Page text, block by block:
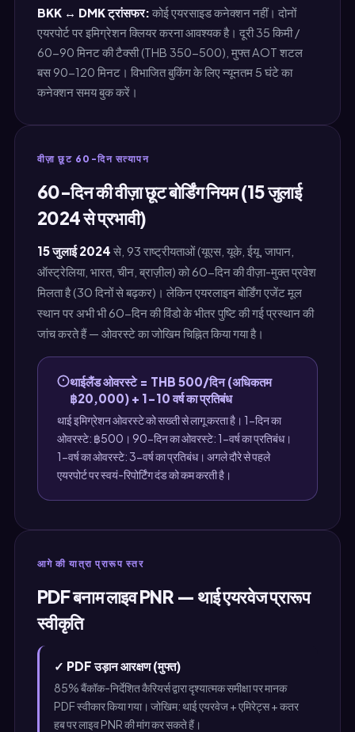
BKK ↔ DMK ट्रांसफर: कोई एयरसाइड कनेक्शन नहीं। दोनों
एयरपोर्ट पर इमिग्रेशन क्लियर करना आवश्यक है। दूरी 35 किमी /
60-90 मिनट की टैक्सी (THB 350-500), मुफ्त AOT शटल
बस 90-120 मिनट। विभाजित बुकिंग के लिए न्यूनतम 5 घंटे का
कनेक्शन समय बुक करें।
वीज़ा छूट 60-दिन सत्यापन
60-दिन की वीज़ा छूट बोर्डिंग नियम (15 जुलाई
2024 से प्रभावी)
15 जुलाई 2024 से, 93 राष्ट्रीयताओं (यूएस, यूके, ईयू, जापान,
ऑस्ट्रेलिया, भारत, चीन, ब्राज़ील) को 60-दिन की वीज़ा-मुक्त प्रवेश
मिलता है (30 दिनों से बढ़कर)। लेकिन एयरलाइन बोर्डिंग एजेंट मूल
स्थान पर अभी भी 60-दिन की विंडो के भीतर पुष्टि की गई प्रस्थान की
जांच करते हैं — ओवरस्टे का जोखिम चिह्नित किया गया है।
थाईलैंड ओवरस्टे = THB 500/दिन (अधिकतम
฿20,000) + 1-10 वर्ष का प्रतिबंध
थाई इमिग्रेशन ओवरस्टे को सख्ती से लागू करता है। 1-दिन का
ओवरस्टे: ฿500। 90-दिन का ओवरस्टे: 1-वर्ष का प्रतिबंध।
1-वर्ष का ओवरस्टे: 3-वर्ष का प्रतिबंध। अगले दौरे से पहले
एयरपोर्ट पर स्वयं-रिपोर्टिंग दंड को कम करती है।
आगे की यात्रा प्रारूप स्तर
PDF बनाम लाइव PNR — थाई एयरवेज प्रारूप
स्वीकृति
✓ PDF उड़ान आरक्षण (मुफ्त)
85% बैंकॉक-निर्देशित कैरियर्स द्वारा दृश्यात्मक समीक्षा पर मानक
PDF स्वीकार किया गया। जोखिम: थाई एयरवेज + एमिरेट्स + कतर
हब पर लाइव PNR की मांग कर सकते हैं।